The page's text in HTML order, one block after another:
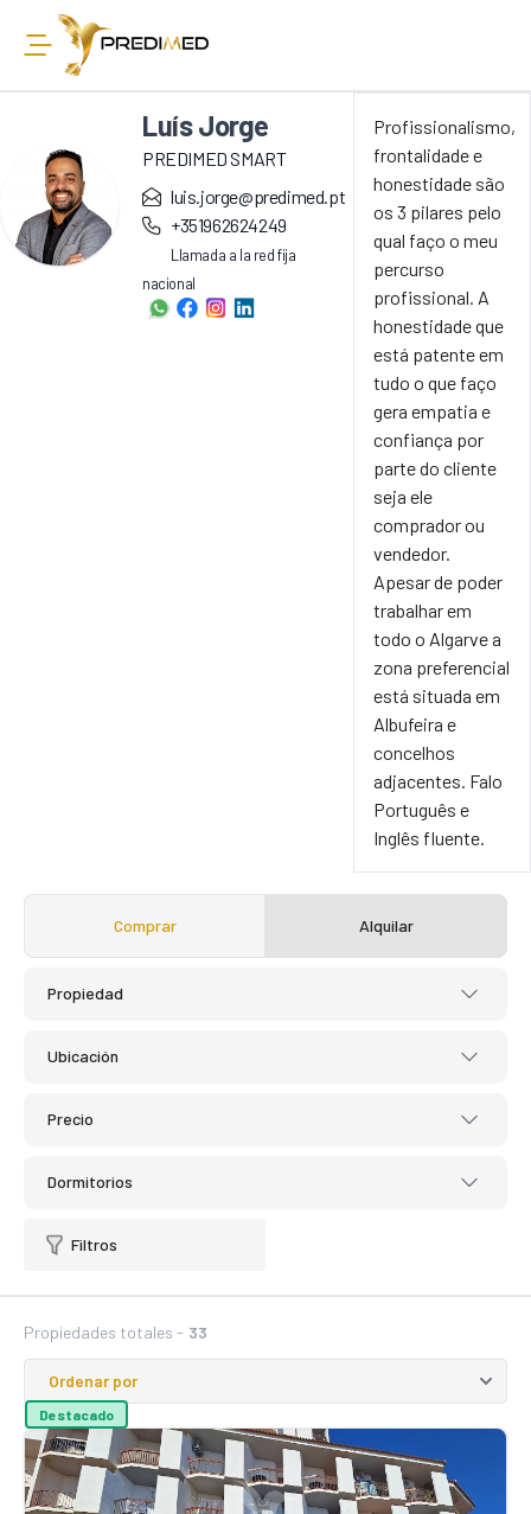
Luís Jorge
PREDIMED SMART
luis.jorge@predimed.pt
+351962624249
Llamada a la red fija
nacional
Profissionalismo,
frontalidade e
honestidade são
os 3 pilares pelo
qual faço o meu
percurso
profissional. A
honestidade que
está patente em
tudo o que faço
gera empatia e
confiança por
parte do cliente
seja ele
comprador ou
vendedor.
Apesar de poder
trabalhar em
todo o Algarve a
zona preferencial
está situada em
Albufeira e
concelhos
adjacentes. Falo
Português e
Inglês fluente.
Comprar Alquilar
Propiedad
Ubicación
Precio
Dormitorios
Filtros
Propiedades totales - 33
Destacado